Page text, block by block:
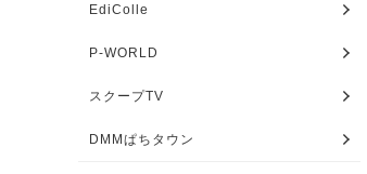
EdiColle
P-WORLD
スクープTV
DMMぱちタウン